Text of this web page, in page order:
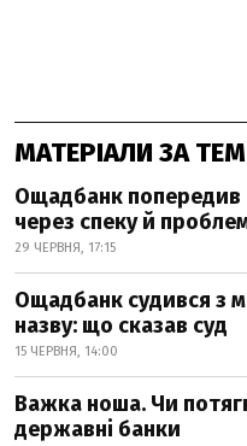
МАТЕРІАЛИ ЗА
Ощадбанк попередив
через спеку й
29 ЧЕРВНЯ, 17:15
Ощадбанк судився з
назву: що сказав суд
15 ЧЕРВНЯ, 14:00
Важка ноша. Чи
державні банки